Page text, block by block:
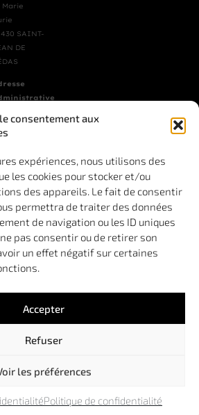
consentement aux
expériences, nous utilisons des
les cookies pour stocker et/ou
des appareils. Le fait de consentir
permettra de traiter des données
de navigation ou les ID uniques
pas consentir ou de retirer son
un effet négatif sur certaines
Accepter
Refuser
les préférences
Politique de confidentialité
Marie
SAINT-
DE
York –
Movida –
LATTES
de public)